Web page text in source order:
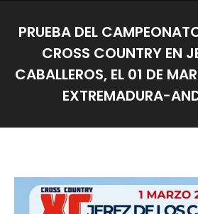
PRUEBA DEL
CROSS COUNTRY EN
CABALLEROS, EL 01 DE
EXTREMADURA-